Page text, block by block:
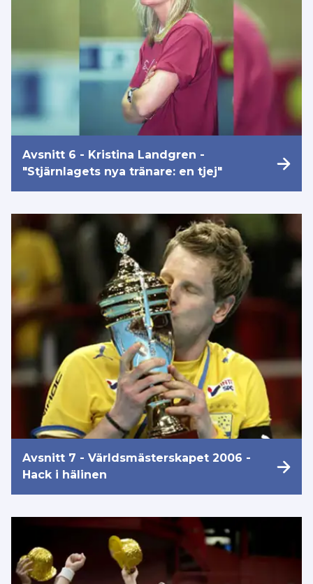
Avsnitt 6 - Kristina Landgren -
"Stjärnlagets nya tränare: en tjej"
Avsnitt 7 - Världsmästerskapet 2006 -
Hack i hälinen